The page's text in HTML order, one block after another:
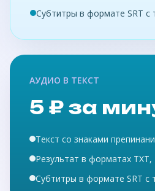
Субтитры в формате SRT с
АУДИО В ТЕКСТ
5 ₽ за
Текст со знаками
Результат в форматах TXT,
Субтитры в формате SRT с